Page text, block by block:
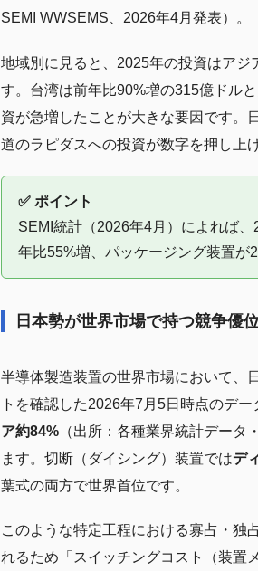
SEMI WWSEMS、2026年4月発表）。
地域別に見ると、2025年の投資はアジ
す。台湾は前年比90%増の315億ドル
資が急増したことが大きな要因です。
道のラピダスへの投資が数字を押し上
✅ ポイント
SEMI統計（2026年4月）によれば
年比55%増、パッケージング装置が
日本勢が世界市場で持つ競争優
半導体製造装置の世界市場において、
トを確認した2026年7月5日時点のデ
ア約84% （出所：各種業界統計デー
ます。切断（ダイシング）装置ではデ
葉式の両方で世界首位です。
このような特定工程における寡占・独
れるため「スイッチングコスト（装置